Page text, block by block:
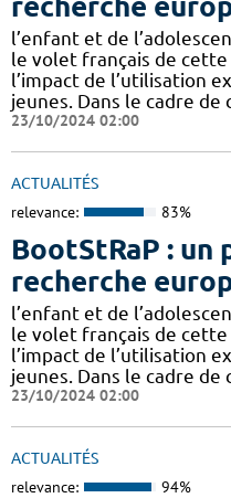
l’enfant et de
le volet français de cette
l’impact de l’utilisation
jeunes. Dans le cadre de
23/10/2024 02:00
ACTUALITÉS
relevance: 83%
BootStRaP : un
recherche
l’enfant et de
le volet français de cette
l’impact de l’utilisation
jeunes. Dans le cadre de
23/10/2024 02:00
ACTUALITÉS
relevance: 94%